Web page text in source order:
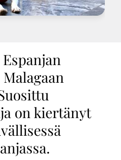
on kiertänyt